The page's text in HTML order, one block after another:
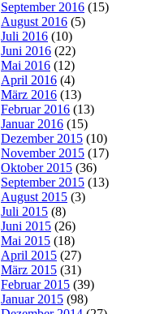
September 2016 (15)
August 2016 (5)
Juli 2016 (10)
Juni 2016 (22)
Mai 2016 (12)
April 2016 (4)
März 2016 (13)
Februar 2016 (13)
Januar 2016 (15)
Dezember 2015 (10)
November 2015 (17)
Oktober 2015 (36)
September 2015 (13)
August 2015 (3)
Juli 2015 (8)
Juni 2015 (26)
Mai 2015 (18)
April 2015 (27)
März 2015 (31)
Februar 2015 (39)
Januar 2015 (98)